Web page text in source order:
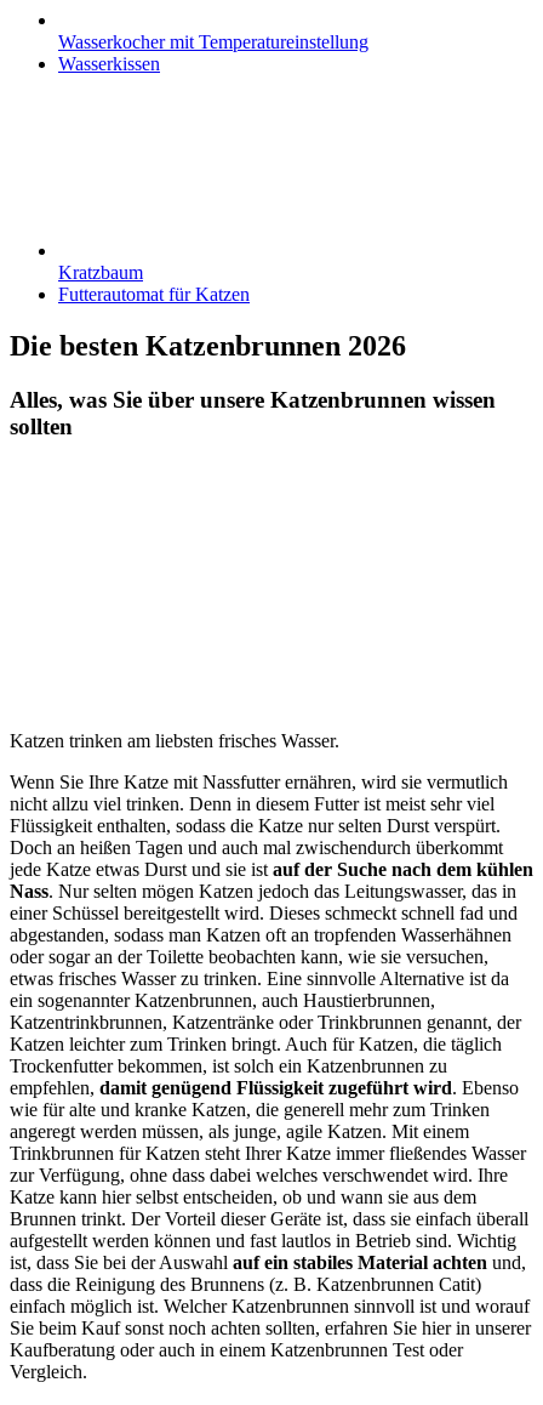
Wasserkocher mit Temperatureinstellung
Wasserkissen
Kratzbaum
Futterautomat für Katzen
Die besten Katzenbrunnen 2026
Alles, was Sie über unsere Katzenbrunnen wissen
sollten
Katzen trinken am liebsten frisches Wasser.
Wenn Sie Ihre Katze mit Nassfutter ernähren, wird sie vermutlich
nicht allzu viel trinken. Denn in diesem Futter ist meist sehr viel
Flüssigkeit enthalten, sodass die Katze nur selten Durst verspürt.
Doch an heißen Tagen und auch mal zwischendurch überkommt
jede Katze etwas Durst und sie ist auf der Suche nach dem kühlen
Nass. Nur selten mögen Katzen jedoch das Leitungswasser, das in
einer Schüssel bereitgestellt wird. Dieses schmeckt schnell fad und
abgestanden, sodass man Katzen oft an tropfenden Wasserhähnen
oder sogar an der Toilette beobachten kann, wie sie versuchen,
etwas frisches Wasser zu trinken. Eine sinnvolle Alternative ist da
ein sogenannter Katzenbrunnen, auch Haustierbrunnen,
Katzentrinkbrunnen, Katzentränke oder Trinkbrunnen genannt, der
Katzen leichter zum Trinken bringt. Auch für Katzen, die täglich
Trockenfutter bekommen, ist solch ein Katzenbrunnen zu
empfehlen, damit genügend Flüssigkeit zugeführt wird. Ebenso
wie für alte und kranke Katzen, die generell mehr zum Trinken
angeregt werden müssen, als junge, agile Katzen. Mit einem
Trinkbrunnen für Katzen steht Ihrer Katze immer fließendes Wasser
zur Verfügung, ohne dass dabei welches verschwendet wird. Ihre
Katze kann hier selbst entscheiden, ob und wann sie aus dem
Brunnen trinkt. Der Vorteil dieser Geräte ist, dass sie einfach überall
aufgestellt werden können und fast lautlos in Betrieb sind. Wichtig
ist, dass Sie bei der Auswahl auf ein stabiles Material achten und,
dass die Reinigung des Brunnens (z. B. Katzenbrunnen Catit)
einfach möglich ist. Welcher Katzenbrunnen sinnvoll ist und worauf
Sie beim Kauf sonst noch achten sollten, erfahren Sie hier in unserer
Kaufberatung oder auch in einem Katzenbrunnen Test oder
Vergleich.